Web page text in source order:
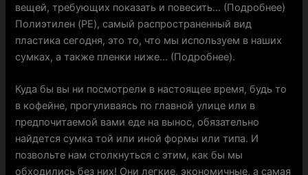
вещей, требующих показать и повесить… (Подробнее)
Полиэтилен (PE), самый распространенный вид
пластика сегодня, это то, что мы используем в наших
сумках, а также пленки ниже… (Подробнее).
Куда бы вы ни посмотрели в настоящее время, будь то
в кофейне, прогуливаясь по главной улице или в
предпочитаемой вами еде на вынос, обязательно
найдется сумка той или иной формы или типа. И
позвольте нам столкнуться с этим, как бы мы
обходились без них! Они легкие, экономичные, а самая